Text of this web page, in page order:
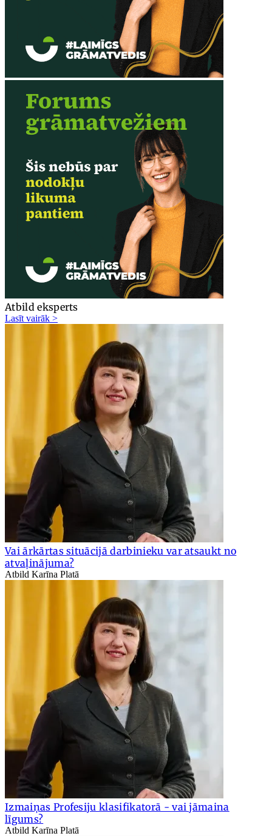
Atbild eksperts
Lasīt vairāk >
Vai ārkārtas situācijā darbinieku var atsaukt no
atvaļinājuma?
Atbild Karīna Platā
Izmaiņas Profesiju klasifikatorā - vai jāmaina
līgums?
Atbild Karīna Platā